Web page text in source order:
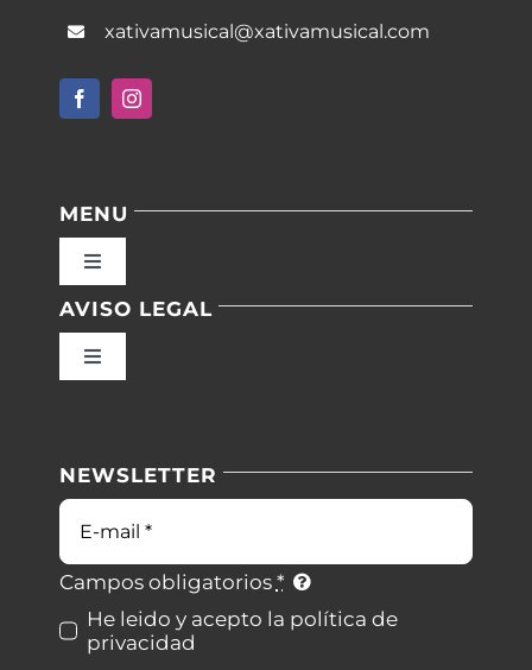
xativamusical@xativamusical.com
MENU
Toggle
Inicio
Blog
Contacto
AVISO LEGAL
Toggle
Condiciones de uso
Ley de cookies
Desistimiento
NEWSLETTER
Correo
electrónico
Campos obligatorios *
He leido y acepto la política de
privacidad